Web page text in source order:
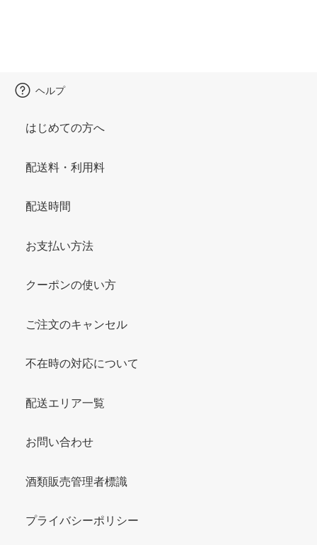
ヘルプ
はじめての方へ
配送料・利用料
配送時間
お支払い方法
クーポンの使い方
ご注文のキャンセル
不在時の対応について
配送エリア一覧
お問い合わせ
酒類販売管理者標識
プライバシーポリシー